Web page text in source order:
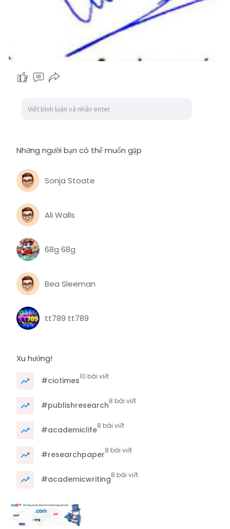
Những người bạn có thể muốn gặp
Sonja Stoate
Ali Walls
68g 68g
Bea Sleeman
tt789 tt789
Xu hướng!
#ciotimes10 bài viết
#publishresearch8 bài viết
#academiclife8 bài viết
#researchpaper8 bài viết
#academicwriting8 bài viết